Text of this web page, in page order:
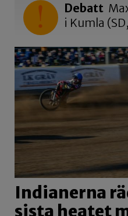
Debatt
i Kumla
Indianerna
sista heatet